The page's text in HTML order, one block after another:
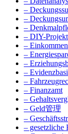
–
–
–
– DIY-
–
–
–
–
–
– Finanzamt
–
– Geld管理
–
– gesetzliche